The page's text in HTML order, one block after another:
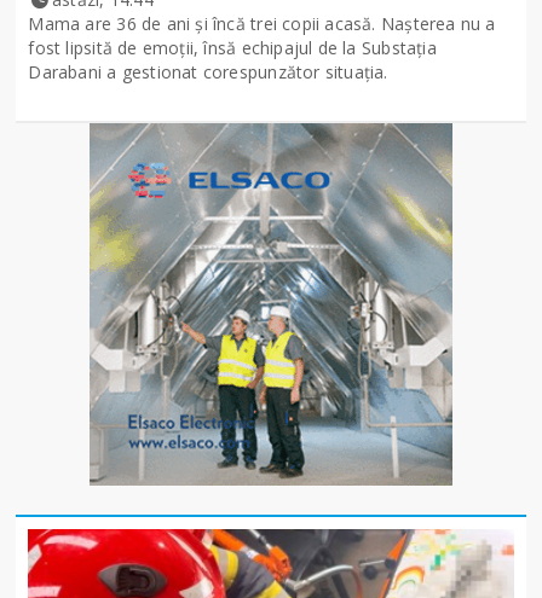
Mama are 36 de ani și încă trei copii acasă. Nașterea nu a
fost lipsită de emoții, însă echipajul de la Substația
Darabani a gestionat corespunzător situația.